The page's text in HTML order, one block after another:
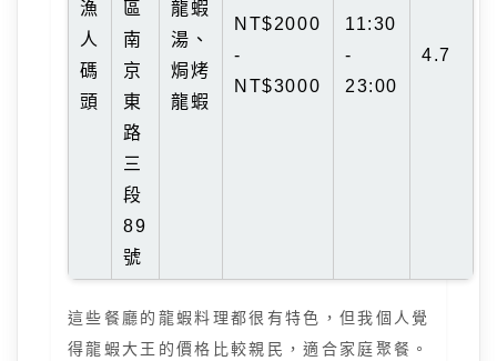
漁
人
碼
頭
區
南
京
東
路
三
段
89
號
龍蝦
湯、
焗烤
龍蝦
NT$2000
-
NT$3000
11:30
-
23:00
4.7
這些餐廳的龍蝦料理都很有特色，但我個人覺
得龍蝦大王的價格比較親民，適合家庭聚餐。